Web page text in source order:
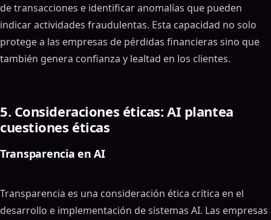
de transacciones e identificar anomalías que pueden
indicar actividades fraudulentas. Esta capacidad no solo
protege a las empresas de pérdidas financieras sino que
también genera confianza y lealtad en los clientes.
5. Consideraciones éticas: AI plantea
cuestiones éticas
Transparencia en AI
Transparencia es una consideración ética crítica en el
desarrollo e implementación de sistemas AI. Las empresas